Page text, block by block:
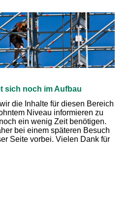
sich noch im Aufbau
die Inhalte für diesen Bereich
Niveau informieren zu
ein wenig Zeit benötigen.
bei einem späteren Besuch
Seite vorbei. Vielen Dank für